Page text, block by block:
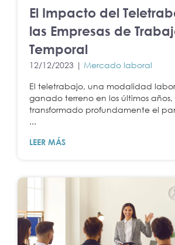
El Impacto del
las Empresas de
Temporal
12/12/2023 | Mercado laboral
El teletrabajo, una modalidad
ganado terreno en los últimos años,
transformado profundamente el
...
LEER MÁS